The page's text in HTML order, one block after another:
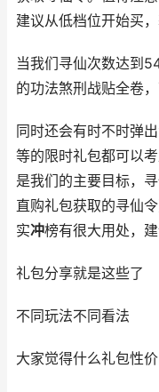
建议从低档位开始买
当我们寻仙次数达到
的功法煞刑战贴全卷
同时还会有时不时弹
等的限时礼包都可以
是我们的主要目标，
直购礼包获取的寻仙
实冲榜有很大用处，建
礼包分享就是这些了
不同玩法不同看法
大家觉得什么礼包性